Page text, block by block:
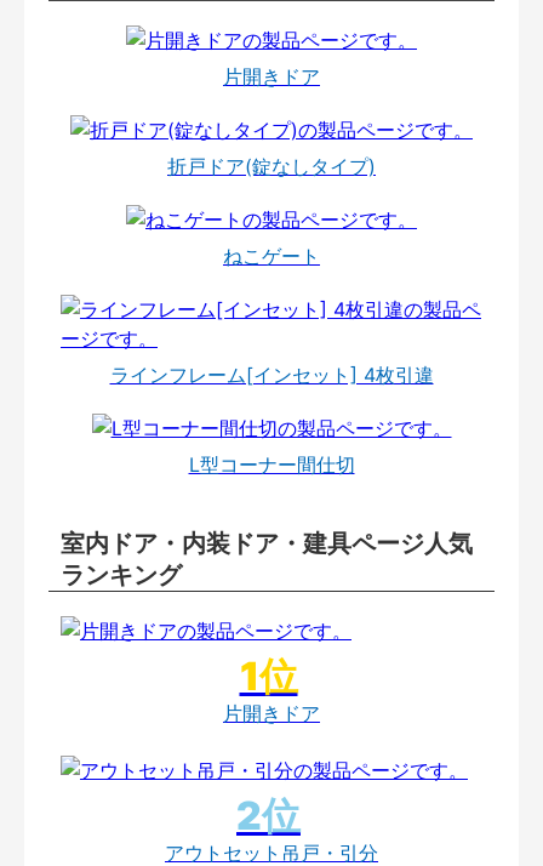
片開きドア
折戸ドア(錠なしタイプ)
ねこゲート
ラインフレーム[インセット] 4枚引違
L型コーナー間仕切
室内ドア・内装ドア・建具ページ人気
ランキング
片開きドア
アウトセット吊戸・引分